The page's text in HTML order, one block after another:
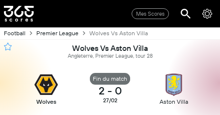
Mes Scores
Football Premier League Wolves Vs Aston Villa
Wolves Vs Aston Villa
Angleterre, Premier League, tour 28
Wolves
Fin du match
2 - 0
27/02 Aston Villa